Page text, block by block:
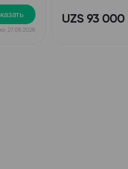
27.08.2026
UZS 93 000